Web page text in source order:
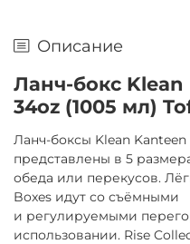
Описание
Ланч-бокс
34oz (1005 мл)
Ланч-боксы Klean Kanteen
представлены в 5
обеда или перекусов.
Boxes идут со съёмными
и регулируемыми
использовании. Rise